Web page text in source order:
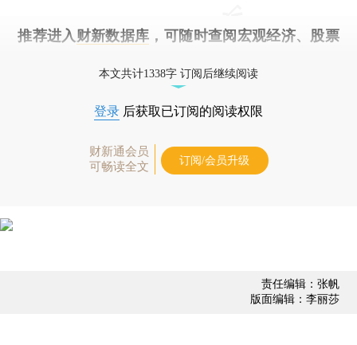
推荐进入 财新数据库 ，可随时查阅宏观经济、股票
本文共计1338字 订阅后继续阅读
登录 后获取已订阅的阅读权限
财新通会员
可畅读全文
订阅/会员升级
责任编辑：张帆
版面编辑：李丽莎